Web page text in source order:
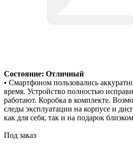
Состояние: Отличный
• Смартфоном пользовались
время. Устройство полностью
работают. Коробка в комплекте.
следы эксплуатации на корпусе и
как для себя, так и на подарок
Под заказ